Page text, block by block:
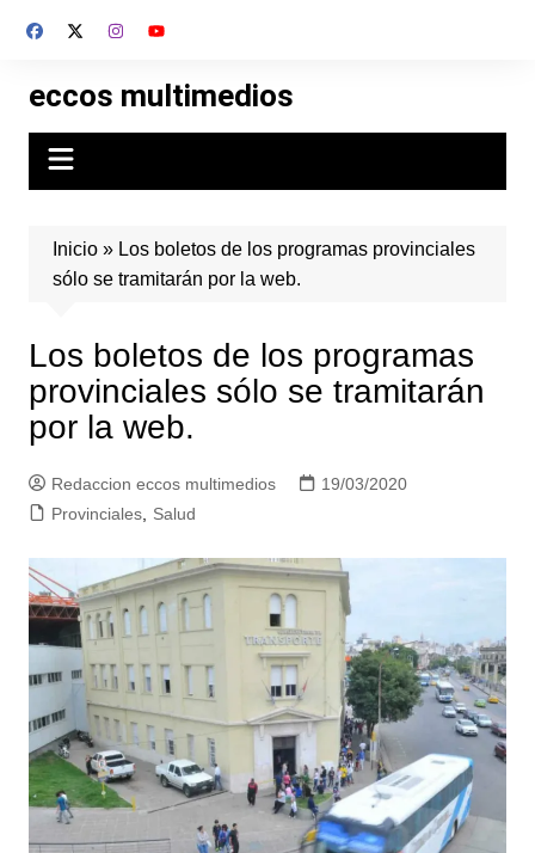
eccos multimedios
Inicio» Los boletos de los programas provinciales
sólo se tramitarán por la web.
Los boletos de los programas
provinciales sólo se tramitarán
por la web.
Redaccion eccos multimedios
19/03/2020
Provinciales, Salud